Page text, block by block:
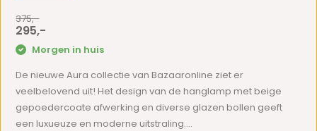
375,-
295,-
Morgen in huis
De nieuwe Aura collectie van Bazaaronline ziet er
veelbelovend uit! Het design van de hanglamp met beige
gepoedercoate afwerking en diverse glazen bollen geeft
een luxueuze en moderne uitstraling....